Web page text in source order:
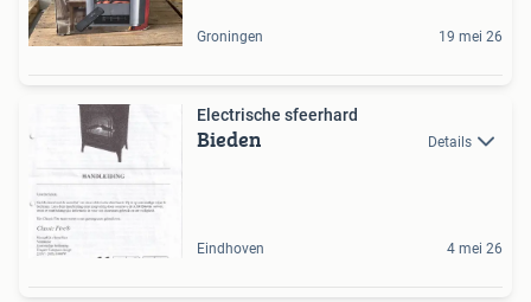
Groningen 19 mei 26
Electrische sfeerhard
Bieden Details
Eindhoven 4 mei 26